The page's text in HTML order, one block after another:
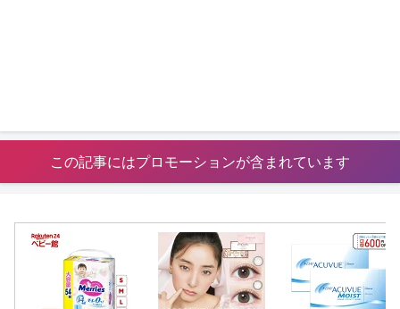
この記事にはプロモーションが含まれています